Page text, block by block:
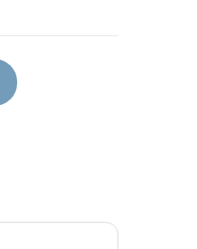
- Kompozitní Kotníková